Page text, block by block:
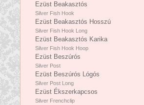
Ezüst Beakasztós
Silver Fish Hook
Ezüst Beakasztós Hosszú
Silver Fish Hook Long
Ezüst Beakasztós Karika
Silver Fish Hook Hoop
Ezüst Beszúrós
Silver Post
Ezüst Beszúrós Lógós
Silver Post Long
Ezüst Ékszerkapcsos
Silver Frenchclip